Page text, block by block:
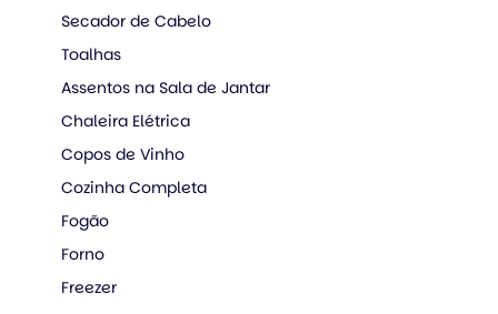
Secador de Cabelo
Toalhas
Assentos na Sala de Jantar
Chaleira Elétrica
Copos de Vinho
Cozinha Completa
Fogão
Forno
Freezer